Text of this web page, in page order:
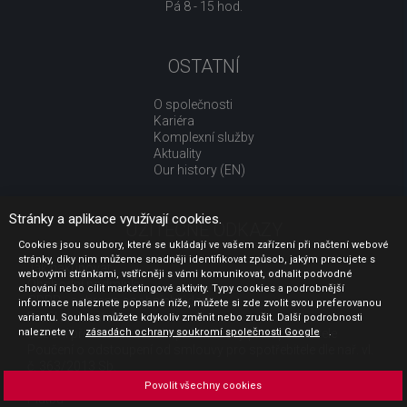
Pá 8 - 15 hod.
OSTATNÍ
O společnosti
Kariéra
Komplexní služby
Aktuality
Our history (EN)
UŽITEČNÉ ODKAZY
Jak nakupovat
Obchodní podmínky
GDPR - ochrana osobních údajů
Profil zadavatele
Sdělení před uzavřením kupní smlouvy pro spotřebitele
Platba
Stránky a aplikace využívají cookies.
Cookies jsou soubory, které se ukládají ve vašem zařízení při načtení webové
stránky, díky nim můžeme snadněji identifikovat způsob, jakým pracujete s
webovými stránkami, vstřícněji s vámi komunikovat, odhalit podvodné
chování nebo cílit marketingové aktivity. Typy cookies a podrobnější
informace naleznete popsané níže, můžete si zde zvolit svou preferovanou
variantu. Souhlas můžete kdykoliv změnit nebo zrušit. Další podrobnosti
naleznete v
zásadách ochrany soukromí společnosti Google .
Povolit všechny cookies